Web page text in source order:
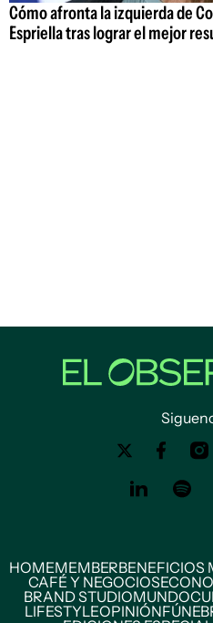
Cómo afronta la izquierda de
Espriella tras lograr el mejor
HOMEMEMBERBENEFICIOS
CAFÉ Y NEGOCIOS
BRAND STUDIOMUNDO
LIFESTYLEOPINIÓN